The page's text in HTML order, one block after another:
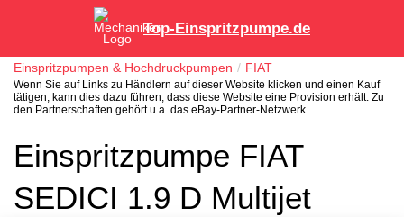
Top-Einspritzpumpe.de
Einspritzpumpen & Hochdruckpumpen FIAT
Wenn Sie auf Links zu Händlern auf dieser Website klicken und einen Kauf
tätigen, kann dies dazu führen, dass diese Website eine Provision erhält. Zu
den Partnerschaften gehört u.a. das eBay-Partner-Netzwerk.
Einspritzpumpe FIAT
SEDICI 1.9 D Multijet